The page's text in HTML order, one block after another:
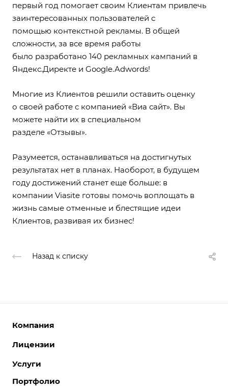
первый год помогает своим Клиентам привлечь
заинтересованных пользователей с
помощью контекстной рекламы. В общей
сложности, за все время работы
было разработано 140 рекламных кампаний в
Яндекс.Директе и Google.Adwords!
Многие из Клиентов решили оставить оценку
о своей работе с компанией «Виа сайт». Вы
можете найти их в специальном
разделе «Отзывы».
Разумеется, останавливаться на достигнутых
результатах нет в планах. Наоборот, в будущем
году достижений станет еще больше: в
компании Viasite готовы помочь воплощать в
жизнь самые отменные и блестящие идеи
Клиентов, развивая их бизнес!
Назад к списку
Компания
О компании
Отзывы
Лицензии
Интернет-магазины
Корпоративные сайты
Услуги
Разработка сайтов
Портфолио